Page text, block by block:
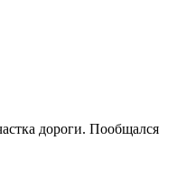
дороги. Пообщался